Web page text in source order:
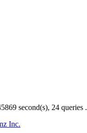
second(s), 24 queries .
Inc.